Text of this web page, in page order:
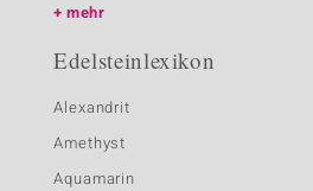
mehr
Edelsteinlexikon
Alexandrit
Amethyst
Aquamarin